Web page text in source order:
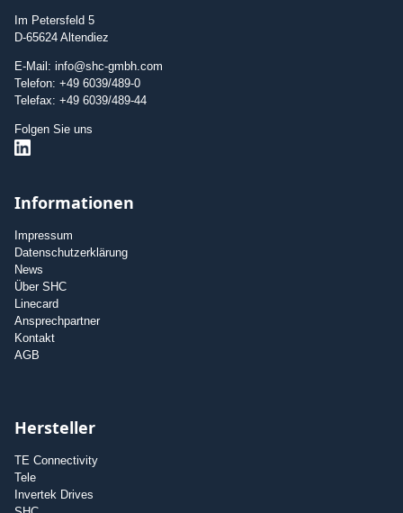
Im Petersfeld 5
D-65624 Altendiez
E-Mail: info@shc-gmbh.com
Telefon: +49 6039/489-0
Telefax: +49 6039/489-44
Folgen Sie uns
Informationen
Impressum
Datenschutzerklärung
News
Über SHC
Linecard
Ansprechpartner
Kontakt
AGB
Hersteller
TE Connectivity
Tele
Invertek Drives